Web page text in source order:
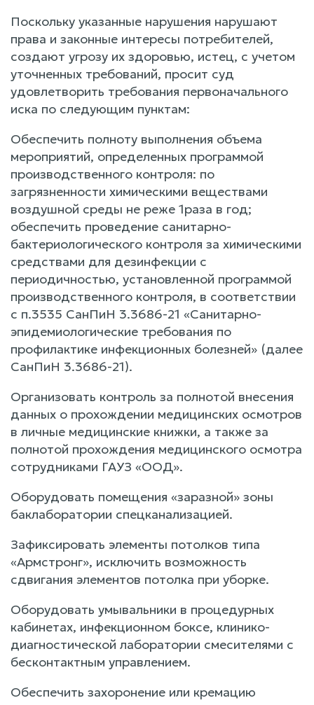
Поскольку указанные нарушения нарушают
права и законные интересы потребителей,
создают угрозу их здоровью, истец, с учетом
уточненных требований, просит суд
удовлетворить требования первоначального
иска по следующим пунктам:
Обеспечить полноту выполнения объема
мероприятий, определенных программой
производственного контроля: по
загрязненности химическими веществами
воздушной среды не реже 1раза в год;
обеспечить проведение санитарно-
бактериологического контроля за химическими
средствами для дезинфекции с
периодичностью, установленной программой
производственного контроля, в соответствии
с п.3535 СанПиН 3.3686-21 «Санитарно-
эпидемиологические требования по
профилактике инфекционных болезней» (далее
СанПиН 3.3686-21).
Организовать контроль за полнотой внесения
данных о прохождении медицинских осмотров
в личные медицинские книжки, а также за
полнотой прохождения медицинского осмотра
сотрудниками ГАУЗ «ООД».
Оборудовать помещения «заразной» зоны
баклаборатории спецканализацией.
Зафиксировать элементы потолков типа
«Армстронг», исключить возможность
сдвигания элементов потолка при уборке.
Оборудовать умывальники в процедурных
кабинетах, инфекционном боксе, клинико-
диагностической лаборатории смесителями с
бесконтактным управлением.
Обеспечить захоронение или кремацию